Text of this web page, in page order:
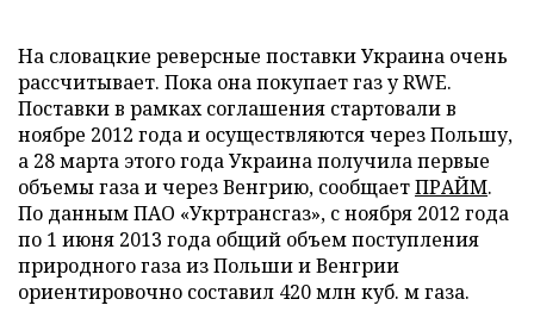
На словацкие реверсные поставки Украина очень
рассчитывает. Пока она покупает газ у RWE.
Поставки в рамках соглашения стартовали в
ноябре 2012 года и осуществляются через Польшу,
а 28 марта этого года Украина получила первые
объемы газа и через Венгрию, сообщаетПРАЙМ.
По данным ПАО «Укртрансгаз», с ноября 2012 года
по 1 июня 2013 года общий объем поступления
природного газа из Польши и Венгрии
ориентировочно составил 420 млн куб. м газа.